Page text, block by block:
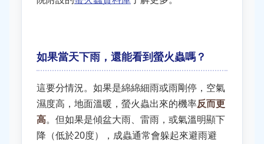
如果當天下雨，還能看到螢火蟲嗎？
這要分情況。如果是綿綿細雨或雨剛停，空氣
濕度高，地面溫暖，螢火蟲出來的機率反而更
高。但如果是傾盆大雨、雷雨，或氣溫明顯下
降（低於20度），成蟲通常會躲起來避雨避